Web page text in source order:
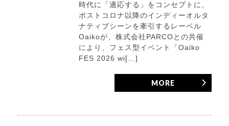
時代に「適応する」をコンセプトに、
ポストコロナ以降のインディーオルタ
ナティブシーンを牽引するレーベル
Oaikoが、株式会社PARCOとの共催
により、フェス型イベント「Oaiko
FES 2026 wi[…]
MORE